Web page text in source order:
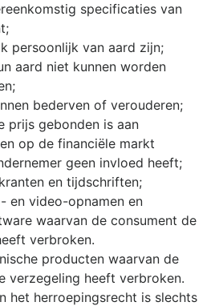
specificaties van
persoonlijk van aard zijn;
aard niet kunnen worden
bederven of verouderen;
prijs gebonden is aan
op de financiële markt
geen invloed heeft;
en tijdschriften;
en video-opnamen en
waarvan de consument de
verbroken.
producten waarvan de
verzegeling heeft verbroken.
het herroepingsrecht is slechts